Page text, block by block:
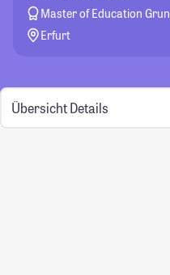
Master of Education
Erfurt
Übersicht Details